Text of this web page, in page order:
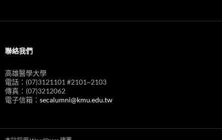
聯絡我們
高雄醫學大學
電話：(07)3121101 #2101~2103
傳真：(07)3212062
電子信箱： secalumni@kmu.edu.tw